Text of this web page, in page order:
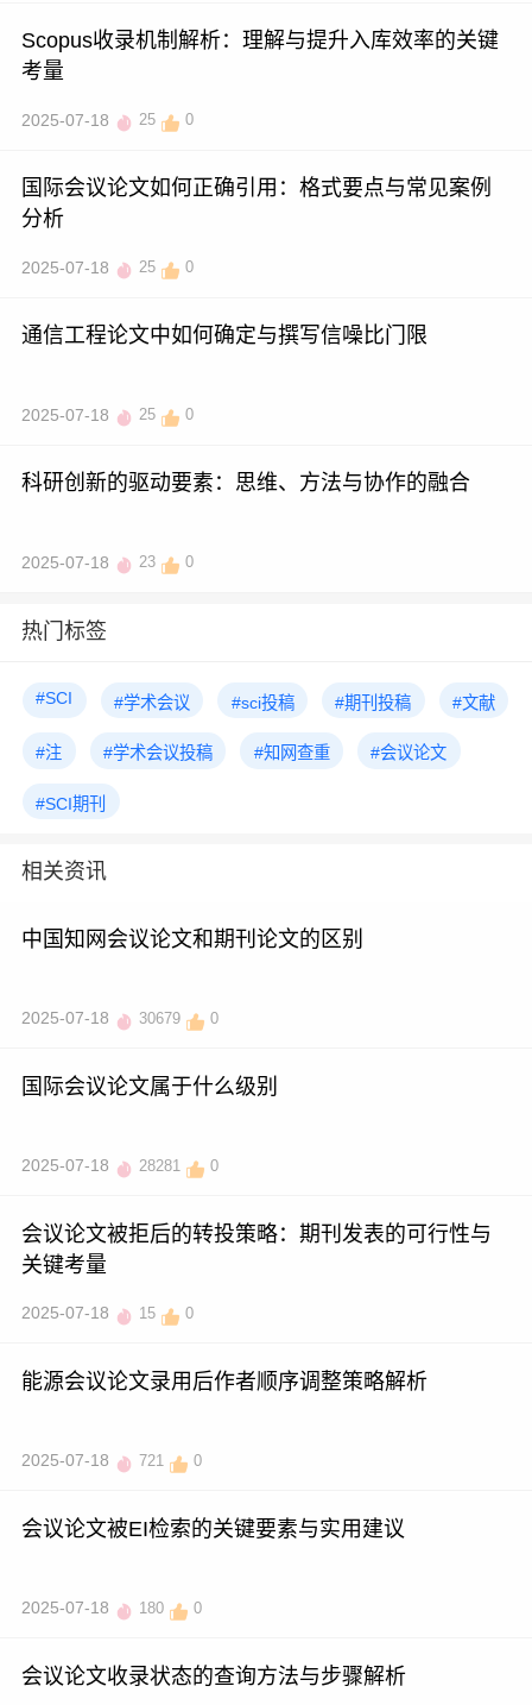
Scopus收录机制解析：理解与提升入库效率的关键
考量
2025-07-18 25 0
国际会议论文如何正确引用：格式要点与常见案例
分析
2025-07-18 25 0
通信工程论文中如何确定与撰写信噪比门限
2025-07-18 25 0
科研创新的驱动要素：思维、方法与协作的融合
2025-07-18 23 0
热门标签
#SCI #学术会议 #sci投稿 #期刊投稿 #文献
#注 #学术会议投稿 #知网查重 #会议论文
#SCI期刊
相关资讯
中国知网会议论文和期刊论文的区别
2025-07-18 30679 0
国际会议论文属于什么级别
2025-07-18 28281 0
会议论文被拒后的转投策略：期刊发表的可行性与
关键考量
2025-07-18 15 0
能源会议论文录用后作者顺序调整策略解析
2025-07-18 721 0
会议论文被EI检索的关键要素与实用建议
2025-07-18 180 0
会议论文收录状态的查询方法与步骤解析